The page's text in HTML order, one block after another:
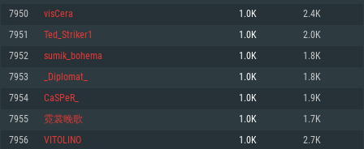
Mémoire: 4 GB
Carte graphique supportant DirectX 11: AMD Radeon 77XX / NVIDIA
GeForce GTX 660. La résolution minimale supportée par le jeu est de 720p
Connection: Connexion Internet à haut débit
Disque dur: 23.1 Go (client minimal)
Recommandée
pas supportés)
Mémoire: 6 GB
Carte graphique: Intel Iris Pro 5200 (Mac), ou analogue AMD/Nvidia. La
résolution minimale supportée par le jeu est de 720p.
Connection: Connexion Internet à haut débit
Disque dur: 62,2 Go (client minimal)
Recommandée
Mémoire: 4 GB
Carte graphique: NVIDIA 660 avec les derniers drivers (moins de 6 mois) /
de même pour AMD (La résolution minimale supportée par le jeu est de
720p)
Connection: Connexion Internet à haut débit
Disque dur: 62,2 Go (client minimal)
Recommandée
7950 visCera 1.0K 2.4K
7951 Ted_Striker1 1.0K 2.0K
7952 sumik_bohema 1.0K 1.8K
7953 _Diplomat_ 1.0K 1.8K
7954 CaSPeR_ 1.0K 1.9K
7955 霓裳晚歌 1.0K 1.7K
7956 VITOLINO 1.0K 2.7K